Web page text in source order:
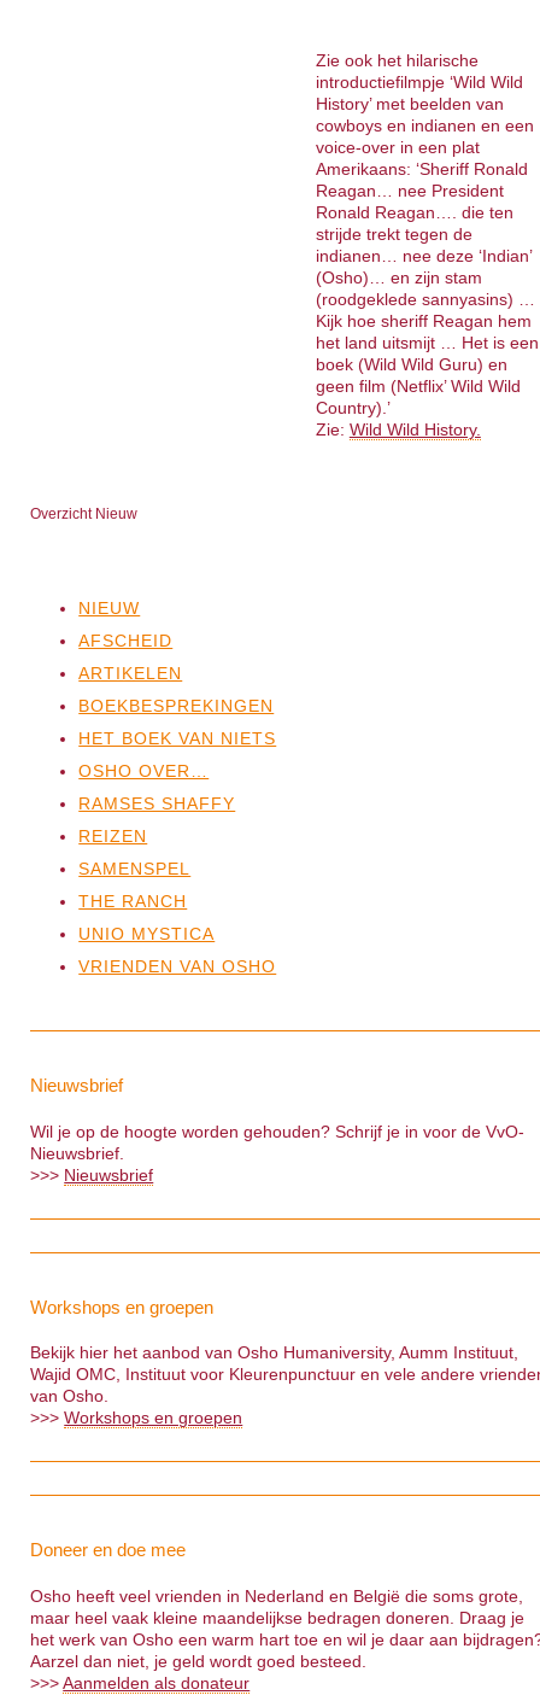
Zie ook het hilarische
introductiefilmpje ‘Wild Wild
History’ met beelden van
cowboys en indianen en een
voice-over in een plat
Amerikaans: ‘Sheriff Ronald
Reagan… nee President
Ronald Reagan…. die ten
strijde trekt tegen de
indianen… nee deze ‘Indian’
(Osho)… en zijn stam
(roodgeklede sannyasins) …
Kijk hoe sheriff Reagan hem
het land uitsmijt … Het is een
boek (Wild Wild Guru) en
geen film (Netflix’ Wild Wild
Country).’
Zie: Wild Wild History.
Overzicht Nieuw
NIEUW
AFSCHEID
ARTIKELEN
BOEKBESPREKINGEN
HET BOEK VAN NIETS
OSHO OVER…
RAMSES SHAFFY
REIZEN
SAMENSPEL
THE RANCH
UNIO MYSTICA
VRIENDEN VAN OSHO
Nieuwsbrief
Wil je op de hoogte worden gehouden? Schrijf je in voor de VvO-
Nieuwsbrief.
>>> Nieuwsbrief
Workshops en groepen
Bekijk hier het aanbod van Osho Humaniversity, Aumm Instituut,
Wajid OMC, Instituut voor Kleurenpunctuur en vele andere
van Osho.
>>>Workshops en groepen
Doneer en doe mee
Osho heeft veel vrienden in Nederland en België die soms grote,
maar heel vaak kleine maandelijkse bedragen doneren. Draag je
het werk van Osho een warm hart toe en wil je daar aan
Aarzel dan niet, je geld wordt goed besteed.
>>>Aanmelden als donateur